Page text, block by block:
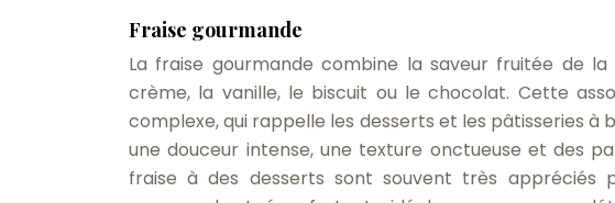
Fraise gourmande
La fraise gourmande combine la saveur fruitée de
crème, la vanille, le biscuit ou le chocolat. Cette
complexe, qui rappelle les desserts et les pâtisseries à
une douceur intense, une texture onctueuse et des
fraise à des desserts sont souvent très appréciés